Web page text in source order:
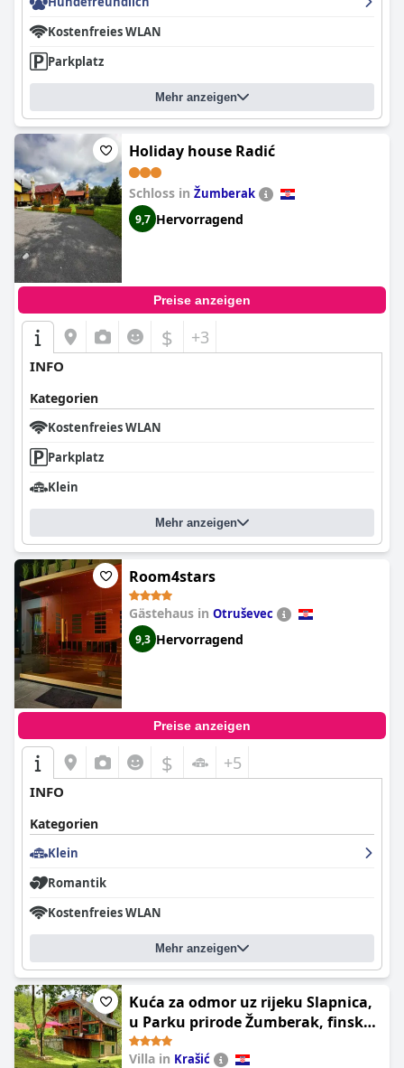
Kostenfreies WLAN
Parkplatz
Mehr anzeigen
Holiday house Radić
Schloss in Žumberak
9,7 Hervorragend
Preise anzeigen
$ +3
INFO
Kategorien
Kostenfreies WLAN
Parkplatz
Klein
Mehr anzeigen
Room4stars
Gästehaus in Otruševec
9,3 Hervorragend
Preise anzeigen
$ +5
INFO
Kategorien
Klein
Romantik
Kostenfreies WLAN
Mehr anzeigen
Kuća za odmor uz rijeku Slapnica,
u Parku prirode Žumberak, finska
sauna i jacuzzi
Villa in Krašić